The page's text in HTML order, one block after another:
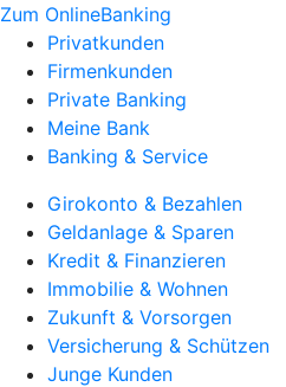
Zum OnlineBanking
Privatkunden
Firmenkunden
Private Banking
Meine Bank
Banking & Service
Girokonto & Bezahlen
Geldanlage & Sparen
Kredit & Finanzieren
Immobilie & Wohnen
Zukunft & Vorsorgen
Versicherung & Schützen
Junge Kunden